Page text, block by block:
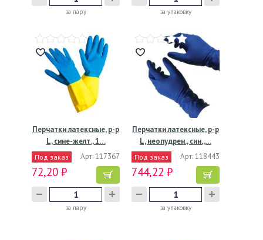
за пару за упаковку
Перчатки латексные, р-р
L, сине-желт., 1…
Под заказ Арт: 117367
72,20 ₽
за пару
Перчатки латексные, р-р
L, неопудрен., син.,…
Под заказ Арт: 118443
744,22 ₽
за упаковку